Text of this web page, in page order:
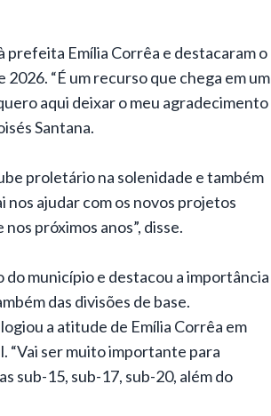
Emília Corrêa e destacaram o
“É um recurso que chega em um
aqui deixar o meu agradecimento
Santana.
proletário na solenidade e também
ajudar com os novos projetos
próximos anos”, disse.
município e destacou a importância
das divisões de base.
a atitude de Emília Corrêa em
“Vai ser muito importante para
sub-15, sub-17, sub-20, além do